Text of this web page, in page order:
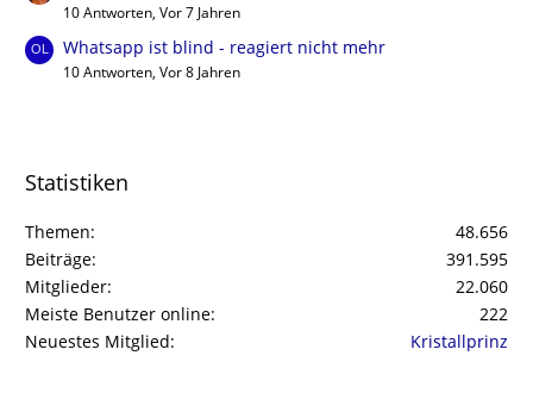
10 Antworten, Vor 7 Jahren
Whatsapp ist blind - reagiert nicht mehr
10 Antworten, Vor 8 Jahren
Statistiken
Themen
48.656
Beiträge
391.595
Mitglieder
22.060
Meiste Benutzer online
222
Neuestes Mitglied
Kristallprinz